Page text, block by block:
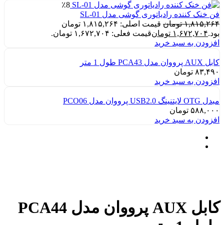
٪8
فن خنک کننده رادیاتوری گوشی مدل SL-01
۱,۸۱۵,۲۶۴ تومان
قیمت اصلی: ۱,۸۱۵,۲۶۴ تومان
بود.۱,۶۷۲,۷۰۴ تومانقیمت فعلی: ۱,۶۷۲,۷۰۴ تومان.
افزودن به سبد خرید
کابل AUX پرووان مدل PCA43 طول 1 متر
۸۳,۴۹۰ تومان
افزودن به سبد خرید
مبدل OTG لایتنینگ USB2.0 پرووان مدل PCO06
۵۸۸,۰۰۰ تومان
افزودن به سبد خرید
کابل AUX پرووان مدل PCA44